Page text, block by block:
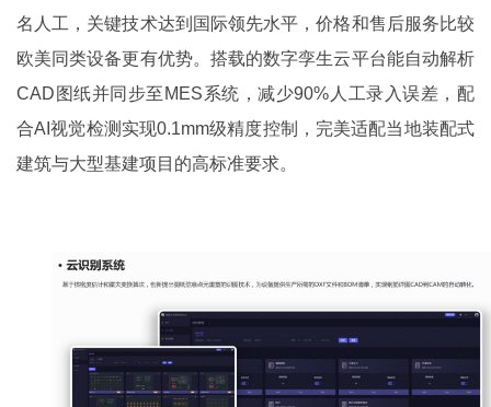
名人工，关键技术达到国际领先水平，价格和售后服务比较
欧美同类设备更有优势。搭载的数字孪生云平台能自动解析
CAD图纸并同步至MES系统，减少90%人工录入误差，配
合AI视觉检测实现0.1mm级精度控制，完美适配当地装配式
建筑与大型基建项目的高标准要求。